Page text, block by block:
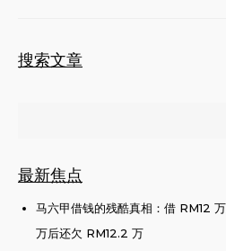
搜索文章
最新焦点
马六甲借钱的残酷真相：借 RM12
万后还欠 RM12.2 万